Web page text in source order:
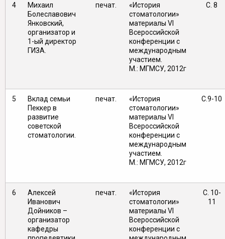
4
Михаил
Болеславович
Янковский,
организатор и
1-ый директор
ГИЗА.
печат.
«История
стоматологии»
материалы VI
Всероссийской
конференции с
международным
участием.
М.: МГМСУ, 2012г
С. 8
5
Вклад семьи
Пеккер в
развитие
советской
стоматологии.
печат.
«История
стоматологии»
материалы VI
Всероссийской
конференции с
международным
участием.
М.: МГМСУ, 2012г
С.9-10
6
Алексей
Иванович
Дойников –
организатор
кафедры
печат.
«История
стоматологии»
материалы VI
Всероссийской
конференции с
С. 10-
11